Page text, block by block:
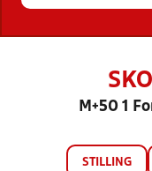
M+50 1
STILLING